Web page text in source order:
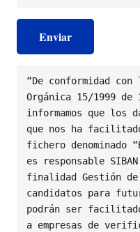
“De conformidad
Orgánica 15/1999
informamos que los
que nos ha
fichero denominado
es responsable
finalidad Gestión
candidatos para
podrán ser
a empresas de